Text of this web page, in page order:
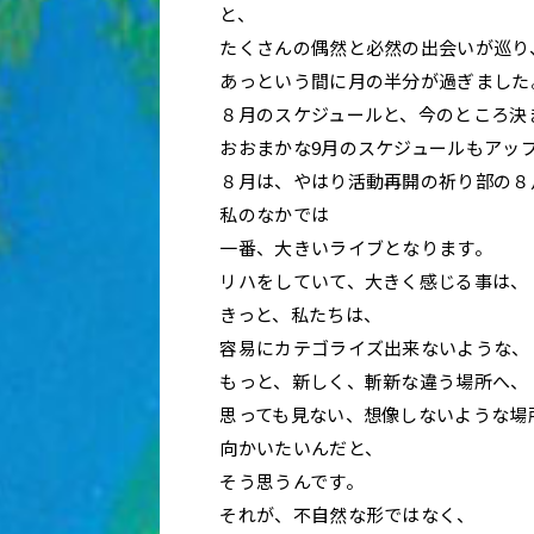
と、
たくさんの偶然と必然の出会いが巡り
あっという間に月の半分が過ぎまし
８月のスケジュールと、今のところ決
おおまかな9月のスケジュールもアッ
８月は、やはり活動再開の祈り部の
私のなかでは
一番、大きいライブとなります。
リハをしていて、大きく感じる事は、
きっと、私たちは、
容易にカテゴライズ出来ないような、
もっと、新しく、斬新な違う場所へ、
思っても見ない、想像しないような場
向かいたいんだと、
そう思うんです。
それが、不自然な形ではなく、